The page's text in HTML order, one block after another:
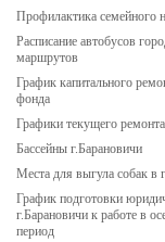
Профилактика семейного
Расписание автобусов
маршрутов
График капитального
фонда
Графики текущего ремонта
Бассейны г.Барановичи
Места для выгула собак в
График подготовки
г.Барановичи к работе в
период